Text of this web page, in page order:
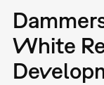
White